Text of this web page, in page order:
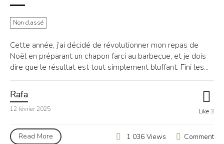
Non classé
Cette année, j’ai décidé de révolutionner mon repas de
Noël en préparant un chapon farci au barbecue, et je dois
dire que le résultat est tout simplement bluffant. Fini les...
Rafa
12 février 2025 Like3
Read More Comment
1 036 Views